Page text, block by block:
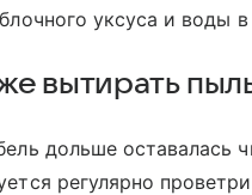
уксуса и воды в
вытирать
дольше оставалась
регулярно